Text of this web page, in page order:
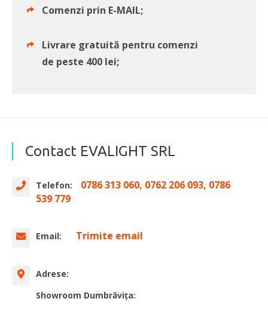
Comenzi prin E-MAIL;
Livrare gratuită pentru comenzi
de peste 400 lei;
Contact EVALIGHT SRL
Telefon:
0786 313 060, 0762 206 093, 0786
539 779
Email: Trimite email
Adrese:
Showroom Dumbrăvița: